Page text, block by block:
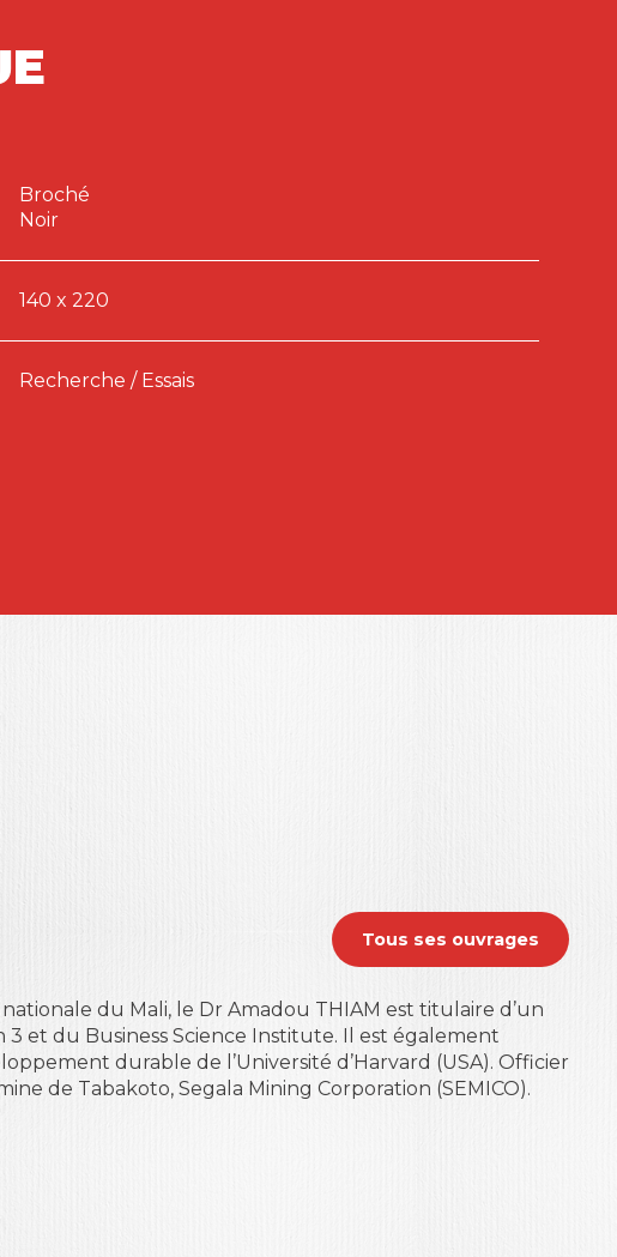
Broché
Noir
140 x 220
Recherche / Essais
Tous ses ouvrages
du Mali, le Dr Amadou THIAM est titulaire d’un
3 et du Business Science Institute. Il est également
durable de l’Université d’Harvard (USA). Officier
de Tabakoto, Segala Mining Corporation (SEMICO).